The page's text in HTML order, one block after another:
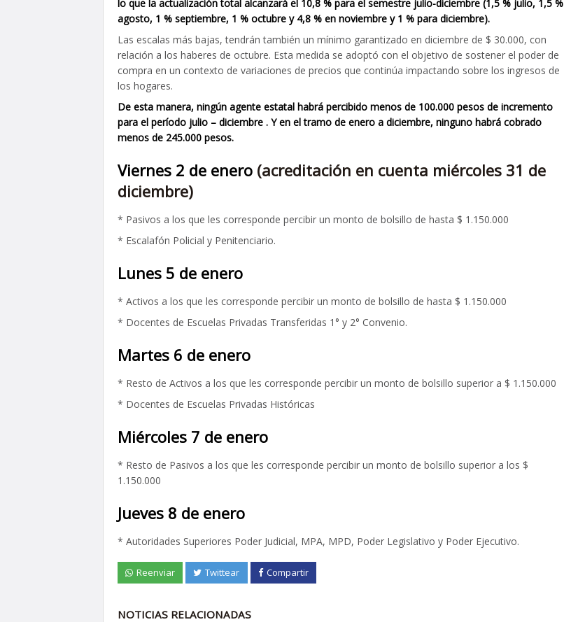
lo que la actualización total alcanzará el 10,8 % para el semestre julio-diciembre (1,5 % julio, 1,5 %
agosto, 1 % septiembre, 1 % octubre y 4,8 % en noviembre y 1 % para diciembre).
Las escalas más bajas, tendrán también un mínimo garantizado en diciembre de $ 30.000, con
relación a los haberes de octubre. Esta medida se adoptó con el objetivo de sostener el poder de
compra en un contexto de variaciones de precios que continúa impactando sobre los ingresos de
los hogares.
De esta manera, ningún agente estatal habrá percibido menos de 100.000 pesos de incremento
para el período julio – diciembre . Y en el tramo de enero a diciembre, ninguno habrá cobrado
menos de 245.000 pesos.
Viernes 2 de enero (acreditación en cuenta miércoles 31 de
diciembre)
* Pasivos a los que les corresponde percibir un monto de bolsillo de hasta $ 1.150.000
* Escalafón Policial y Penitenciario.
Lunes 5 de enero
* Activos a los que les corresponde percibir un monto de bolsillo de hasta $ 1.150.000
* Docentes de Escuelas Privadas Transferidas 1° y 2° Convenio.
Martes 6 de enero
* Resto de Activos a los que les corresponde percibir un monto de bolsillo superior a $ 1.150.000
* Docentes de Escuelas Privadas Históricas
Miércoles 7 de enero
* Resto de Pasivos a los que les corresponde percibir un monto de bolsillo superior a los $
1.150.000
Jueves 8 de enero
* Autoridades Superiores Poder Judicial, MPA, MPD, Poder Legislativo y Poder Ejecutivo.
Reenviar Twittear Compartir
NOTICIAS RELACIONADAS